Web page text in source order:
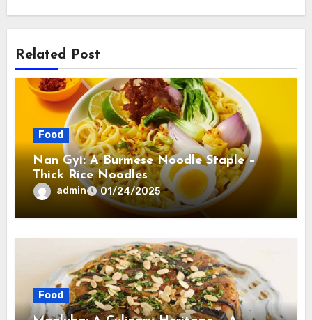
Related Post
Food
Nan Gyi: A Burmese Noodle Staple –
Thick Rice Noodles
admin 01/24/2025
Food